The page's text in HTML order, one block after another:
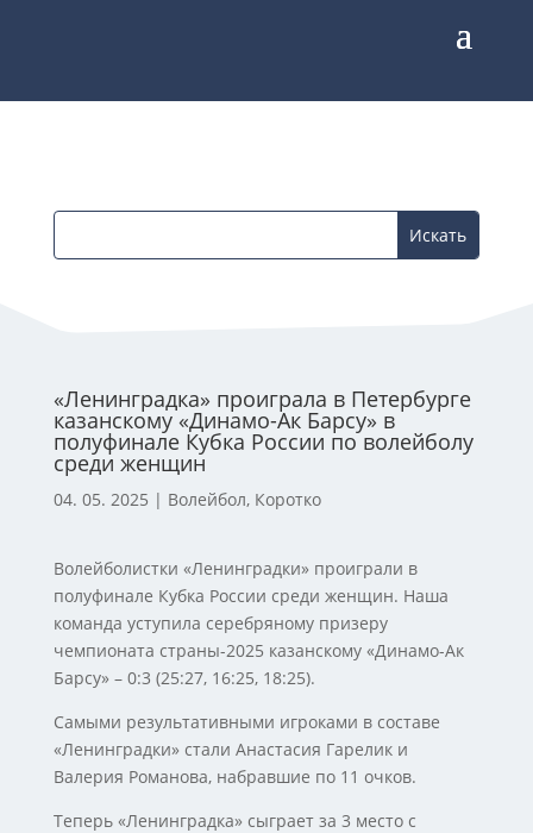
«Ленинградка» проиграла в Петербурге
казанскому «Динамо-Ак Барсу» в
полуфинале Кубка России по волейболу
среди женщин
04. 05. 2025 | Волейбол, Коротко
Волейболистки «Ленинградки» проиграли в
полуфинале Кубка России среди женщин. Наша
команда уступила серебряному призеру
чемпионата страны-2025 казанскому «Динамо-Ак
Барсу» – 0:3 (25:27, 16:25, 18:25).
Самыми результативными игроками в составе
«Ленинградки» стали Анастасия Гарелик и
Валерия Романова, набравшие по 11 очков.
Теперь «Ленинградка» сыграет за 3 место с